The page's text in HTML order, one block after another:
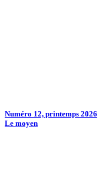
Numéro 12, printemps 2026
Le moyen